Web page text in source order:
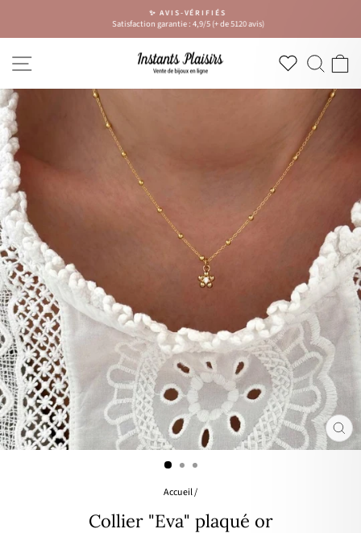
contenu
Diaporama
Pause
✨ AVIS-VÉRIFIÉS
Satisfaction garantie : 4,9/5 (+ de 5120 avis)
Accueil/
Collier "Eva" plaqué or